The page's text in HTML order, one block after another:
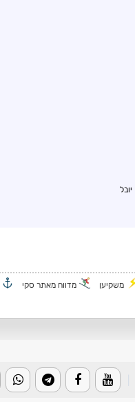
יובל
משקיען מדווח מאתר סקי